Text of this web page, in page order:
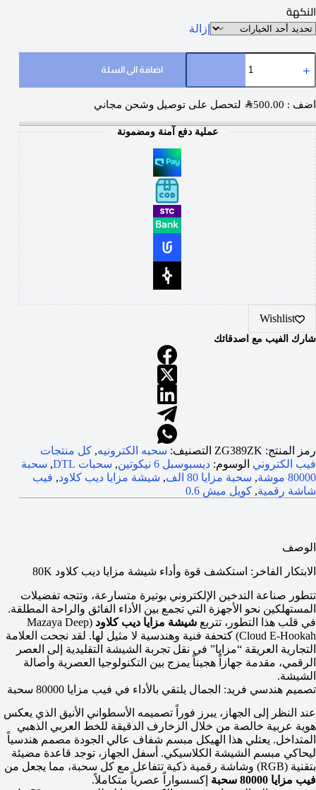
النكهة
إزالة
اضافة الى السلة
اضف : SAR500.00 لتحصل على توصيل وشحن مجاني
عملية دفع آمنة ومضمونة
Wishlist
شارك الفيب مع اصدقائك
رمز المنتج: ZG389ZK التصنيف: سحبه الكترونيه, كل منتجات
فيب الكتروني الوسوم: ديسبوسبل 6 نيكوتين , سحبات DTL , سحبة
80000 موشة
, سحبة مزايا 80 الف , شيشة مزايا ديب كلاود, فيب
شاشة رقمية, كويل ميش 0.6
الوصف
الابتكار الفاخر: استكشف قوة وأداء شيشة مزايا ديب كلاود 80K
تتطور صناعة التدخين الإلكتروني بوتيرة متسارعة، وتتجه تفضيلات
المستهلكين نحو الأجهزة التي تجمع بين الأداء الفائق والراحة المطلقة.
في قلب هذا التطور، تتربع شيشة مزايا ديب كلاود (Mazaya Deep
Cloud E-Hookah) كتحفة فنية وهندسية لا مثيل لها. لقد نجحت العلامة
التجارية العريقة “مزايا” في نقل تجربة الشيشة التقليدية إلى العصر
الرقمي، مقدمة جهازاً هجيناً يمزج بين التكنولوجيا العصرية وأصالة
الشيشة.
تصميم هندسي فريد: الجمال يلتقي بالأداء في فيب مزايا 80000 سحبة
عند النظر إلى الجهاز، يبرز فوراً تصميمه الأسطواني الأنيق الذي يعكس
هوية عربية خالصة من خلال الزخارف الدقيقة للخط العربي الذهبي
المتداخل. يعتلي هذا الهيكل مبسم شفاف عالي الجودة مصمم هندسياً
ليحاكي مبسم الشيشة الكلاسيكي. أسفل الجهاز، توجد قاعدة مضيئة
بتقنية (RGB) وشاشة رقمية ذكية تتفاعل مع كل سحبة، مما يجعل من
فيب مزايا 80000 سحبة
إكسسواراً عصرياً متكاملاً.